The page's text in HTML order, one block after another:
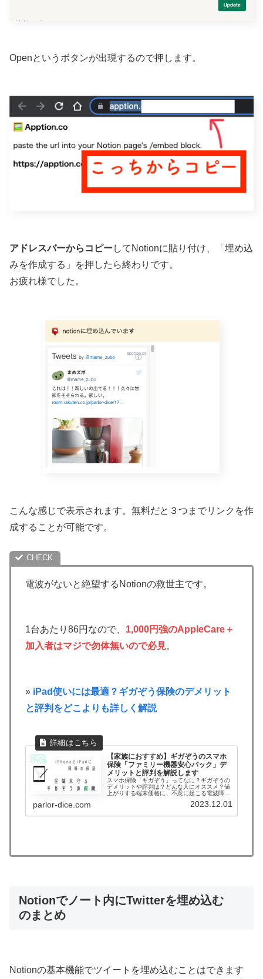
Openというボタンが出現するので押します。
アドレスバーからコピーしてNotionに貼り付け、「埋め込
みを作成する」を押したら終わりです。
お疲れ様でした。
こんな感じで表示されます。無料だと３つまでリンクを作
成することが可能です。
電波がないと絶望するNotionの救世主です。
1台あたり86円なので、 1,000円強のAppleCare＋
加入者はマジで勿体無いので必見。
» iPad使いには最適？ギガぞう保険のデメリット
と評判をどこよりも詳しく解説
【家族におすすめ】ギガぞうのスマホ
保険「ファミリー機器安心パック」デ
メリットと評判を解説します
スマホ保険「ギガぞう」ってなに？ギガぞうの
デメリットや評判は？どんな人にオススメ？値
上がりする端末価格に、不意に起こる電波障
バーしたサービスがギガぞうです。結論・登録
parlor-dice.com 2023.12.01
Notionでノート内にTwitterを埋め込む
のまとめ
Notionの基本機能でツイートを埋め込むことはできます